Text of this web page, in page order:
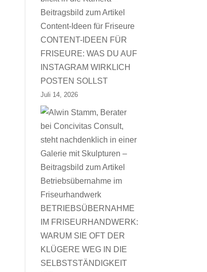
CONTENT-IDEEN FÜR
FRISEURE: WAS DU AUF
INSTAGRAM WIRKLICH
POSTEN SOLLST
Juli 14, 2026
BETRIEBSÜBERNAHME
IM FRISEURHANDWERK:
WARUM SIE OFT DER
KLÜGERE WEG IN DIE
SELBSTSTÄNDIGKEIT